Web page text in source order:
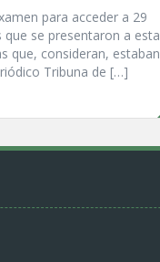
para acceder a 29
se presentaron a esta
que, consideran, estaban
Tribuna de […]